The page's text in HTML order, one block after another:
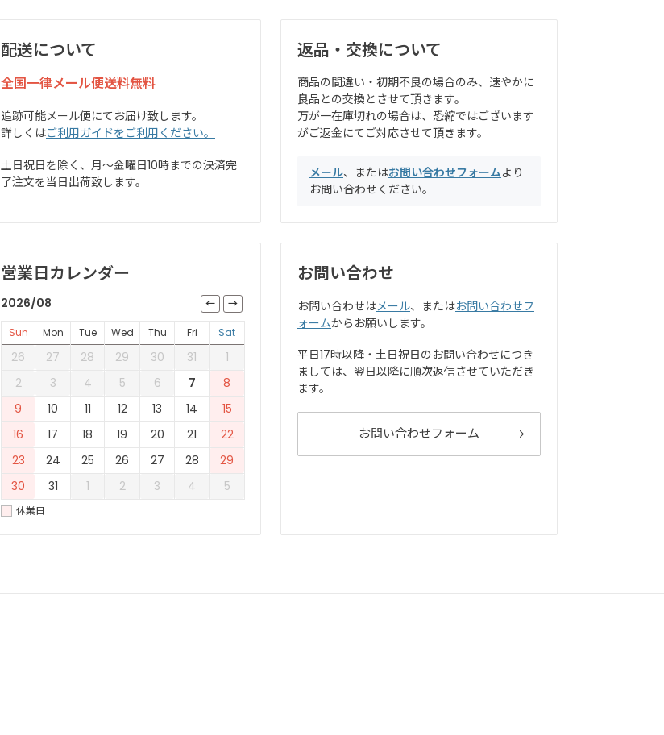
配送について
全国一律メール便送料無料
追跡可能メール便にてお届け致します。
詳しくはご利用ガイドをご利用ください。
土日祝日を除く、月～金曜日10時までの決済完
了注文を当日出荷致します。
返品・交換について
商品の間違い・初期不良の場合のみ、速やかに
良品との交換とさせて頂きます。
万が一在庫切れの場合は、恐縮ではございます
がご返金にてご対応させて頂きます。
メール、またはお問い合わせフォームより
お問い合わせください。
営業日カレンダー
2026/08
Sun Mon Tue Wed Thu Fri Sat
26 27 28 29 30 31
1
2
3 4 5 6 7
8
9
10 11 12 13 14
15
16
17 18 19 20 21
22
23
24 25 26 27 28
29
30
31 1 2 3 4 5
休業日
お問い合わせ
お問い合わせはメール、またはお問い合わせフ
ォームからお願いします。
平日17時以降・土日祝日のお問い合わせにつき
ましては、翌日以降に順次返信させていただき
ます。
お問い合わせフォーム